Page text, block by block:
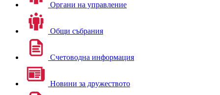
Органи на управление
Общи събрания
Счетоводна информация
Новини за дружеството